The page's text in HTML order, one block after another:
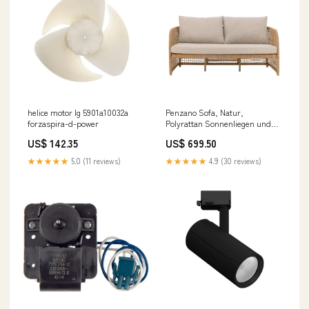
helice motor lg 5901a10032a
forzaspira-d-power
US$ 142.35
★★★★★ 5.0 (11 reviews)
Penzano Sofa, Natur,
Polyrattan Sonnenliegen und
US$ 699.50
★★★★★ 4.9 (30 reviews)